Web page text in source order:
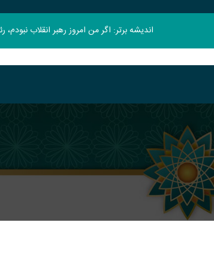
اندیشه برتر: اگر من امروز رهبر انقلاب